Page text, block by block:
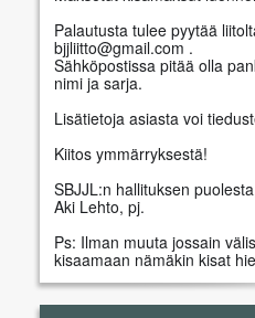
Palautusta tulee pyytää
bjjliitto@gmail.com .
Sähköpostissa pitää olla
nimi ja sarja.
Lisätietoja asiasta voi
Kiitos ymmärryksestä!
SBJJL:n hallituksen
Aki Lehto, pj.
Ps: Ilman muuta jossain
kisaamaan nämäkin kisat